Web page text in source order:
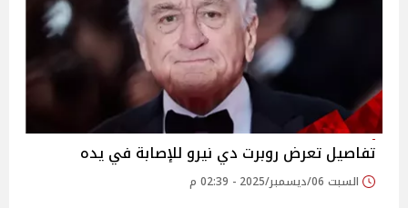
تفاصيل تعرض روبرت دي نيرو للإصابة في يده
السبت 06/ديسمبر/2025 - 02:39 م